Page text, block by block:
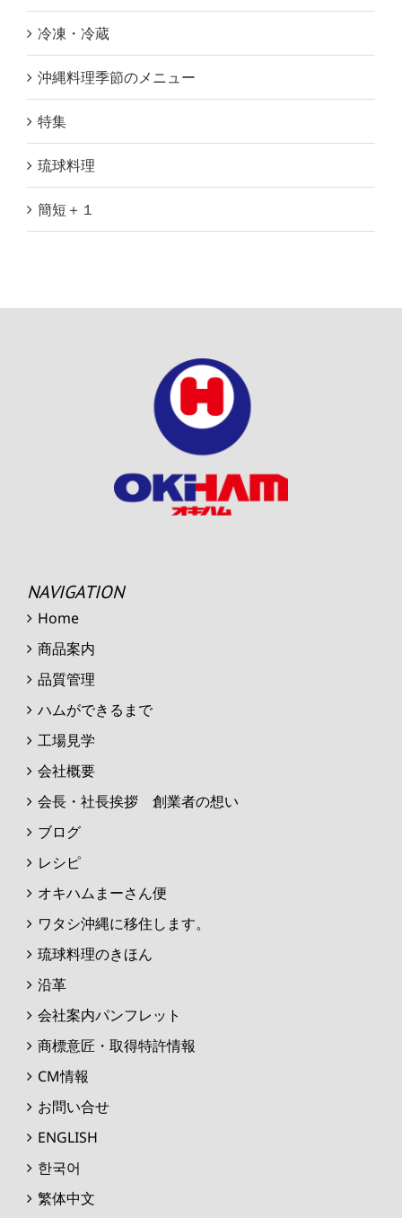
冷凍・冷蔵
沖縄料理季節のメニュー
特集
琉球料理
簡短＋１
NAVIGATION
Home
商品案内
品質管理
ハムができるまで
工場見学
会社概要
会長・社長挨拶 創業者の想い
ブログ
レシピ
オキハムまーさん便
ワタシ沖縄に移住します。
琉球料理のきほん
沿革
会社案内パンフレット
商標意匠・取得特許情報
CM情報
お問い合せ
ENGLISH
한국어
繁体中文